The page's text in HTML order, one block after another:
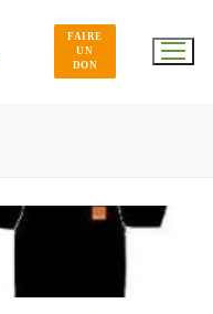
FAIRE
UN
DON